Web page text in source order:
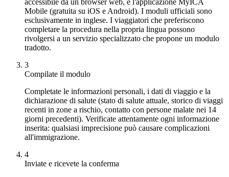
Mobile (gratuita su iOS e Android). I moduli ufficiali sono
esclusivamente in inglese. I viaggiatori che preferiscono
completare la procedura nella propria lingua possono
rivolgersi a un servizio specializzato che propone un modulo
tradotto.
3
Compilate il modulo
Completate le informazioni personali, i dati di viaggio e la
dichiarazione di salute (stato di salute attuale, storico di viaggi
recenti in zone a rischio, contatto con persone malate nei 14
giorni precedenti). Verificate attentamente ogni informazione
inserita: qualsiasi imprecisione può causare complicazioni
all'immigrazione.
4
Inviate e ricevete la conferma